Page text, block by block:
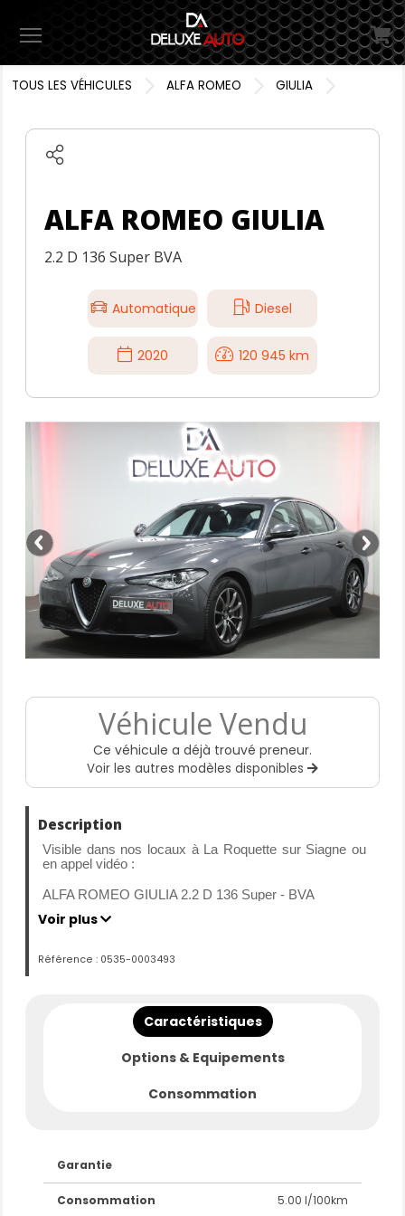
TOUS LES VÉHICULES ALFA ROMEO GIULIA
ALFA ROMEO GIULIA
2.2 D 136 Super BVA
Automatique Diesel
2020 120 945 km
Véhicule Vendu
Ce véhicule a déjà trouvé preneur.
Voir les autres modèles disponibles
Description
Visible dans nos locaux à La Roquette sur Siagne ou
en appel vidéo :
ALFA ROMEO GIULIA 2.2 D 136 Super - BVA
Mise en circulation : 28-02-2020
Carrosserie : BERLINE
Transmission : Boite Automatique
Puissance : 136 CV
L’entretien est à jour.
Garantie 3 mois, avec la possibilité de l'étendre jusqu'à
FINANCEZ CE VEHICULE A PARTIR DE 220 € /
MOIS
*Les mensualités et les taux peuvent varier en fonction
Voir plus
Référence : 0535-0003493
Caractéristiques
Options & Equipements
Consommation
Garantie
Consommation 5.00 l/100km